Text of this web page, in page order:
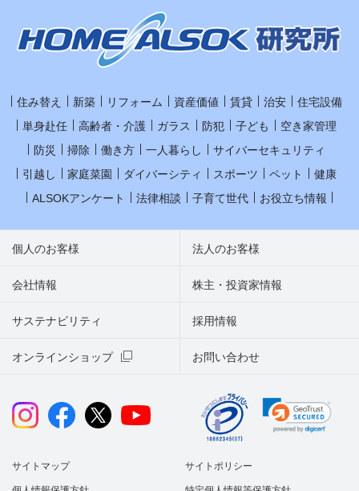
住み替え 新築 リフォーム 資産価値 賃貸 治安
住宅設備
単身赴任
高齢者・介護 ガラス 防犯 子ども
空き家管理
防災
掃除 働き方 一人暮らし
サイバーセキュリティ
引越し
家庭菜園 ダイバーシティ スポーツ ペット
健康
ALSOKアンケート
法律相談 子育て世代 お役立ち情報
個人のお客様 法人のお客様
会社情報 株主・投資家情報
サステナビリティ
オンラインショップ お問い合わせ
採用情報
サイトマップ サイトポリシー